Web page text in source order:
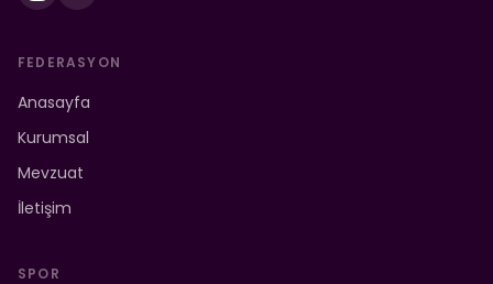
FEDERASYON
Anasayfa
Kurumsal
Mevzuat
İletişim
SPOR